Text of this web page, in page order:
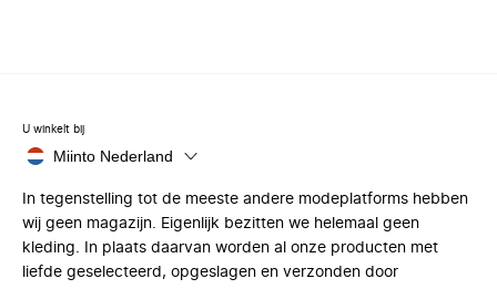
U winkelt bij
Miinto Nederland
In tegenstelling tot de meeste andere modeplatforms hebben
wij geen magazijn. Eigenlijk bezitten we helemaal geen
kleding. In plaats daarvan worden al onze producten met
liefde geselecteerd, opgeslagen en verzonden door